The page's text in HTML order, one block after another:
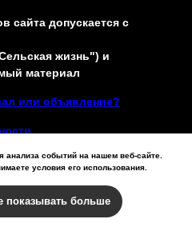
сайта допускается с
жизнь") и
материал
или объявление?
событий на нашем веб-сайте.
условия его использования.
показывать больше